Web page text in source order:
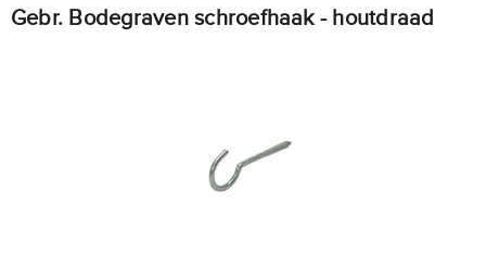
Gebr. Bodegraven schroefhaak - houtdraad